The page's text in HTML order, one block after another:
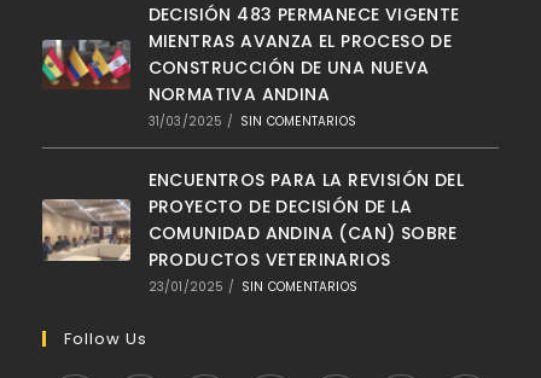
DECISIÓN 483 PERMANECE VIGENTE
MIENTRAS AVANZA EL PROCESO DE
CONSTRUCCIÓN DE UNA NUEVA
NORMATIVA ANDINA
31/03/2025 / SIN COMENTARIOS
ENCUENTROS PARA LA REVISIÓN DEL
PROYECTO DE DECISIÓN DE LA
COMUNIDAD ANDINA (CAN) SOBRE
PRODUCTOS VETERINARIOS
23/01/2025 / SIN COMENTARIOS
Follow Us